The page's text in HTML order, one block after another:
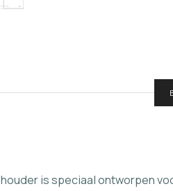
is speciaal ontworpen